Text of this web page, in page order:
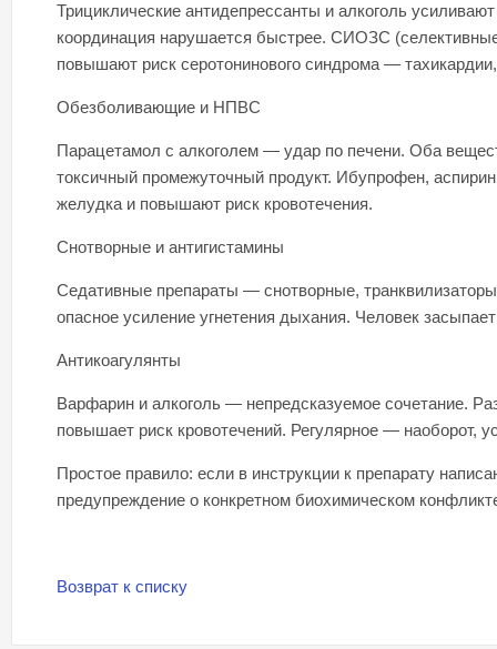
Трициклические антидепрессанты и алкоголь
координация нарушается быстрее. СИОЗС (селективные
повышают риск серотонинового синдрома —
Обезболивающие и НПВС
Парацетамол с алкоголем — удар по печени. Оба
токсичный промежуточный продукт. Ибупрофен,
желудка и повышают риск кровотечения.
Снотворные и антигистамины
Седативные препараты — снотворные,
опасное усиление угнетения дыхания. Человек
Антикоагулянты
Варфарин и алкоголь — непредсказуемое сочетание.
повышает риск кровотечений. Регулярное — наоборот,
Простое правило: если в инструкции к препарату
предупреждение о конкретном биохимическом
Возврат к списку